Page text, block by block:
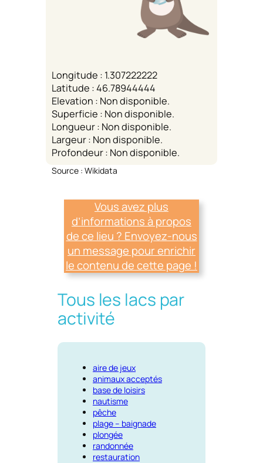
Longitude : 1.307222222
Latitude : 46.78944444
Elevation : Non disponible.
Superficie : Non disponible.
Longueur : Non disponible.
Largeur : Non disponible.
Profondeur : Non disponible.
Source : Wikidata
Vous avez plus
d’informations à propos
de ce lieu ? Envoyez-nous
un message pour enrichir
le contenu de cette page !
Tous les lacs par
activité
aire de jeux
animaux acceptés
base de loisirs
nautisme
pêche
plage – baignade
plongée
randonnée
restauration